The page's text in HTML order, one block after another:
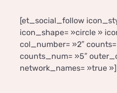
[et_social_follow
icon_shape= »circle »
col_number= »2″
counts_num= »5″
network_names= »true »]